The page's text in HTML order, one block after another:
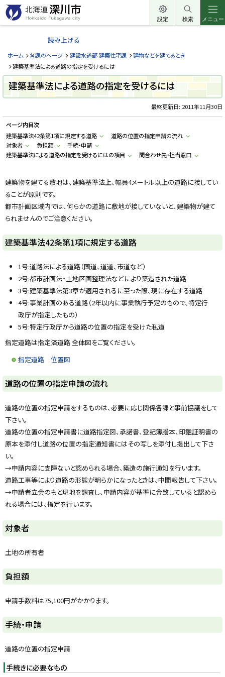
本
文
へ
ー
北
道
深
川
市
H
k
a
d
o
F
u
g
w
a
c
i
設定 検索 メニュー
読み上げる
ホーム 各課のページ 建設水道部 建築住宅課
建物などを建てるとき
建築基準法による道路の指定を受けるには
建築基準法による道路の指定を受けるには
最終更新日: 2011年11月30日
ページ内目次
建築基準法42条第1項に規定する道路
道路の位置の指定申請の流れ
対象者
負担額
手続・申請
建築基準法による道路の指定を受けるにはの項目
問合わせ先・担当窓口
建築物を建てる敷地は、建築基準法上、幅員4メートル以上の道路に接してい
ることが原則です。
都市計画区域内では、何らかの道路に敷地が接していないと、建築物が建て
られませんのでご注意ください。
建築基準法42条第1項に規定する道路
1号:道路法による道路（国道、道道、市道など）
2号:都市計画法・土地区画整理法などにより築造された道路
3号:建築基準法第3章が適用されるに至った際、現に存在する道路
4号:事業計画のある道路（2年以内に事業執行予定のもので、特定行
政庁が指定したもの）
5号:特定行政庁から道路の位置の指定を受けた私道
指定道路は指定済道路 全体図をご覧ください。
指定道路 位置図
ト
ッ
プ
に
戻
る
道路の位置の指定申請の流れ
道路の位置の指定申請をするものは、必要に応じ関係各課と事前協議をして
下さい。
道路の位置の指定申請書に道路指定図、承諾書、登記簿謄本、印鑑証明書の
原本を添付し道路の位置の指定通知書にはその写しを添付し提出して下さ
い。
→申請内容に支障ないと認められる場合、築造の施行通知を行います。
道路工事等により道路の形態が明らかになったときは、中間報告して下さい。
→申請者立会のもと現地を調査し、申請内容が基準に合致していると認めら
れる場合には、指定を行います。
ト
ッ
プ
戻
る
対象者
土地の所有者
ト
ッ
プ
戻
る
負担額
申請手数料は75,100円がかかります。
ト
ッ
プ
戻
手続・申請
道路の位置の指定申請
手続きに必要なもの